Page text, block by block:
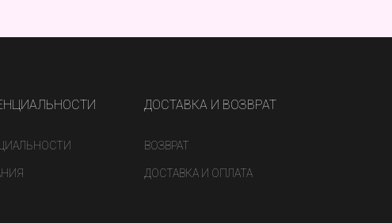
ДОСТАВКА И ВОЗВРАТ
ВОЗВРАТ
ДОСТАВКА И ОПЛАТА